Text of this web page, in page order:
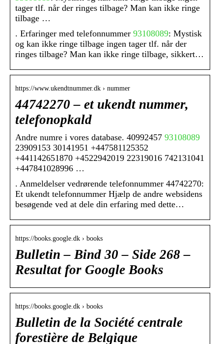
tager tlf. når der ringes tilbage? Man kan ikke ringe
tilbage …
. Erfaringer med telefonnummer 93108089: Mystisk
og kan ikke ringe tilbage ingen tager tlf. når der
ringes tilbage? Man kan ikke ringe tilbage, sikkert…
https://www.ukendtnummer.dk › nummer
44742270 – et ukendt nummer,
telefonopkald
Andre numre i vores database. 40992457 93108089
23909153 30141951 +447581125352
+441142651870 +4522942019 22319016 742131041
+447841028996 …
. Anmeldelser vedrørende telefonnummer 44742270:
Et ukendt telefonnummer Hjælp de andre websidens
besøgende ved at dele din erfaring med dette…
https://books.google.dk › books
Bulletin – Bind 30 – Side 268 –
Resultat for Google Books
https://books.google.dk › books
Bulletin de la Société centrale
forestière de Belgique